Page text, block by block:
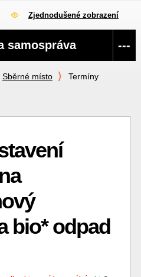
Zjednodušené zobrazení
Sběrné místo
Termíny
bio* odpad
samospráva ---